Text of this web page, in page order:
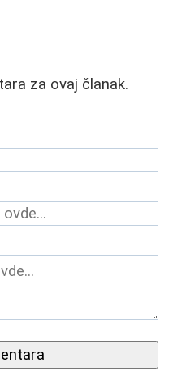
za ovaj članak.